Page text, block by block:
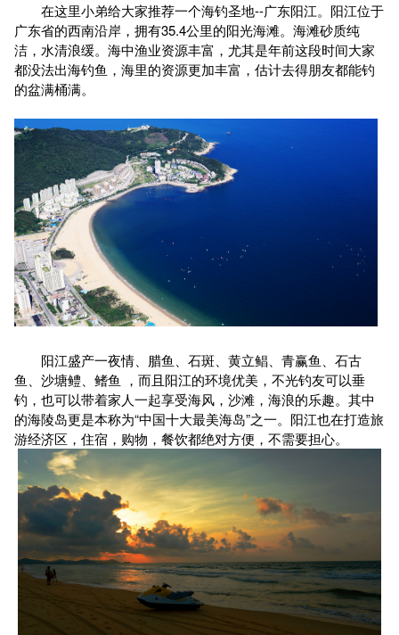
在这里小弟给大家推荐一个海钓圣地--广东阳江。阳江位于
广东省的西南沿岸，拥有35.4公里的阳光海滩。海滩砂质纯
洁，水清浪缓。海中渔业资源丰富，尤其是年前这段时间大家
都没法出海钓鱼，海里的资源更加丰富，估计去得朋友都能钓
的盆满桶满。
阳江盛产一夜情、腊鱼、石斑、黄立鲳、青赢鱼、石古
鱼、沙塘鳢、鳍鱼 ，而且阳江的环境优美，不光钓友可以垂
钓，也可以带着家人一起享受海风，沙滩，海浪的乐趣。其中
的海陵岛更是本称为“中国十大最美海岛”之一。阳江也在打造旅
游经济区，住宿，购物，餐饮都绝对方便，不需要担心。